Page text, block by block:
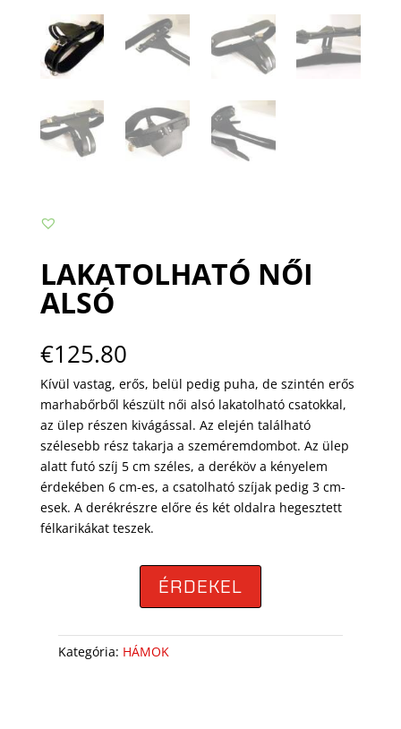
LAKATOLHATÓ NŐI
ALSÓ
€125.80
Kívül vastag, erős, belül pedig puha, de szintén erős
marhabőrből készült női alsó lakatolható csatokkal,
az ülep részen kivágással. Az elején található
szélesebb rész takarja a szeméremdombot. Az ülep
alatt futó szíj 5 cm széles, a deréköv a kényelem
érdekében 6 cm-es, a csatolható szíjak pedig 3 cm-
esek. A derékrészre előre és két oldalra hegesztett
félkarikákat teszek.
ÉRDEKEL
Kategória: HÁMOK